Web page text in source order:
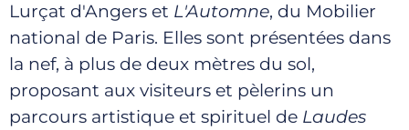
Lurçat d'Angers et L'Automne, du Mobilier
national de Paris. Elles sont présentées dans
la nef, à plus de deux mètres du sol,
proposant aux visiteurs et pèlerins un
parcours artistique et spirituel de Laudes